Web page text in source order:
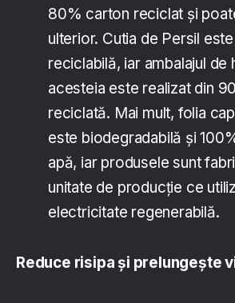
80% carton reciclat și
ulterior. Cutia de Persil
reciclabilă, iar ambalajul de
acesteia este realizat din
reciclată. Mai mult, folia
este biodegradabilă și
apă, iar produsele sunt
unitate de producție ce
electricitate regenerabilă.
Reduce risipa și prelungește